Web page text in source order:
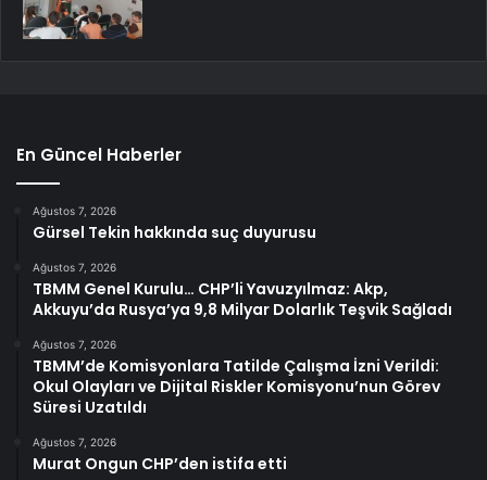
En Güncel Haberler
Ağustos 7, 2026
Gürsel Tekin hakkında suç duyurusu
Ağustos 7, 2026
TBMM Genel Kurulu… CHP’li Yavuzyılmaz: Akp,
Akkuyu’da Rusya’ya 9,8 Milyar Dolarlık Teşvik Sağladı
Ağustos 7, 2026
TBMM’de Komisyonlara Tatilde Çalışma İzni Verildi:
Okul Olayları ve Dijital Riskler Komisyonu’nun Görev
Süresi Uzatıldı
Ağustos 7, 2026
Murat Ongun CHP’den istifa etti